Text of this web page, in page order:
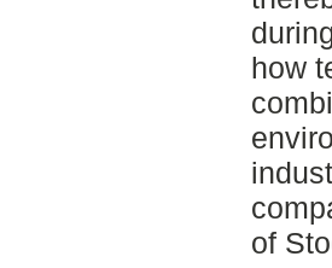
how
of